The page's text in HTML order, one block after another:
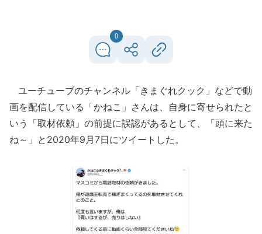
0
ユーチューブのチャンネル「きまぐれクック」などで動
画を配信している「かねこ」さんは、自身に寄せられたと
いう「取材依頼」の前提に誤認があるとして、「頭に来た
ね～」と2020年9月7日にツイートした。